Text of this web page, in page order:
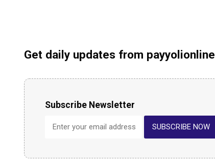
Get daily updates from payyolionline
Subscribe Newsletter
SUBSCRIBE NOW